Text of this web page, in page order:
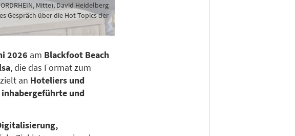
Mitte), David Heidelberg
Gespräch über die Hot Topics der
2026 am Blackfoot Beach
, die das Format zum
an Hoteliers und
inhabergeführte und